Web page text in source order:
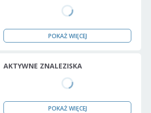
POKAŻ WIĘCEJ
AKTYWNE ZNALEZISKA
POKAŻ WIĘCEJ